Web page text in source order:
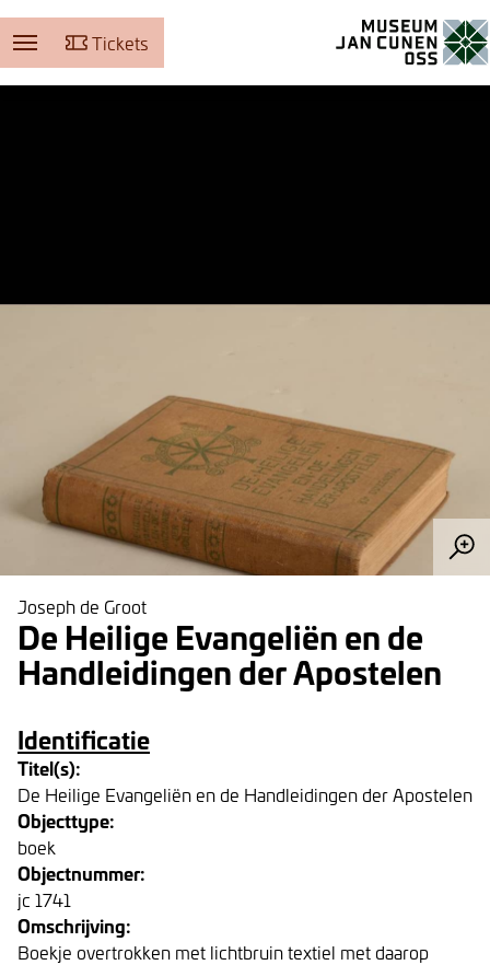
Tickets
Joseph de Groot
De Heilige Evangeliën en de
Handleidingen der Apostelen
Identificatie
Titel(s):
De Heilige Evangeliën en de Handleidingen der Apostelen
Objecttype:
boek
Objectnummer:
jc 1741
Omschrijving:
Boekje overtrokken met lichtbruin textiel met daarop